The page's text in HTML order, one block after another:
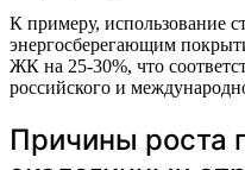
К примеру, использование
энергосберегающим
ЖК на 25-30%, что
российского и
Причины роста